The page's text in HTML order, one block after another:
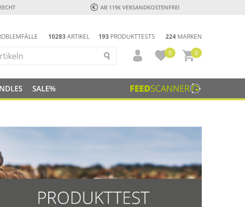
AB 119€ VERSANDKOSTENFREI
193 PRODUKTTESTS 224 MARKEN
10283ARTIKEL
0
0
SALE%